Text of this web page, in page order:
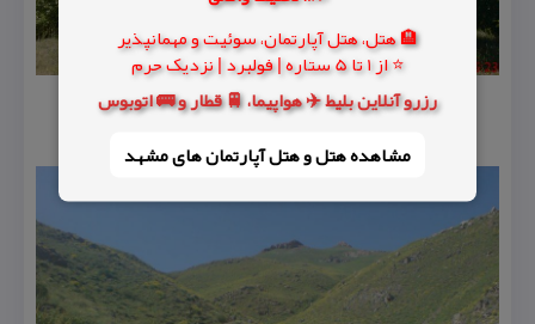
🏨 هتل، هتل آپارتمان، سوئیت و مهمانپذیر
⭐ از 1 تا 5 ستاره | فولبرد | نزدیک حرم
رزرو آنلاین بلیط ✈️ هواپیما، 🚆 قطار و 🚌 اتوبوس
مشاهده هتل و هتل‌ آپارتمان های مشهد